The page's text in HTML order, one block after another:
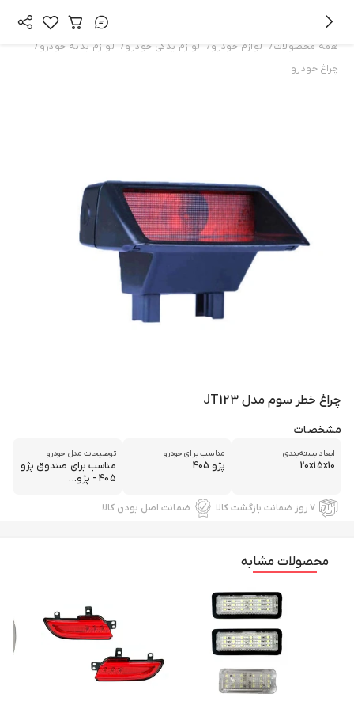
همه محصولات/ لوازم خودرو/ لوازم یدکی خودرو/ لوازم بدنه خودرو /
چراغ خودرو
چراغ خطر سوم مدل JT123
مشخصات
ابعاد بسته‌بندی
20x15x10
مناسب برای خودرو
پژو 405
توضیحات مدل خودرو
مناسب برای صندوق پژو
405 - پژو...
۷ روز ضمانت بازگشت کالا ضمانت اصل بودن کالا
محصولات مشابه